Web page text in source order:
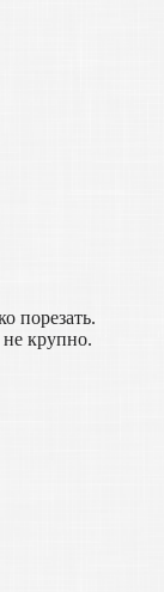
порезать.
крупно.